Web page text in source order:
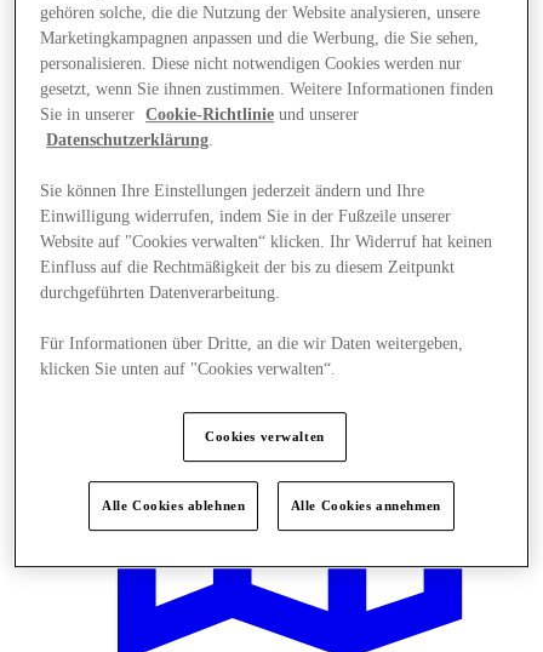
Angebote
gehören solche, die die Nutzung der Website analysieren, unsere
Marketingkampagnen anpassen und die Werbung, die Sie sehen,
personalisieren. Diese nicht notwendigen Cookies werden nur
gesetzt, wenn Sie ihnen zustimmen. Weitere Informationen finden
Sie in unserer
Cookie-Richtlinie und unserer
Datenschutzerklärung
Sie können Ihre Einstellungen jederzeit ändern und Ihre
Einwilligung widerrufen, indem Sie in der Fußzeile unserer
Website auf "Cookies verwalten“ klicken. Ihr Widerruf hat keinen
Einfluss auf die Rechtmäßigkeit der bis zu diesem Zeitpunkt
durchgeführten Datenverarbeitung.
Für Informationen über Dritte, an die wir Daten weitergeben,
klicken Sie unten auf "Cookies verwalten“.
Cookies verwalten
Alle Cookies ablehnen Alle Cookies annehmen